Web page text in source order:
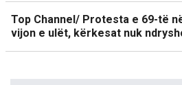
Top Channel/ Protesta e 69-të
vijon e ulët, kërkesat nuk